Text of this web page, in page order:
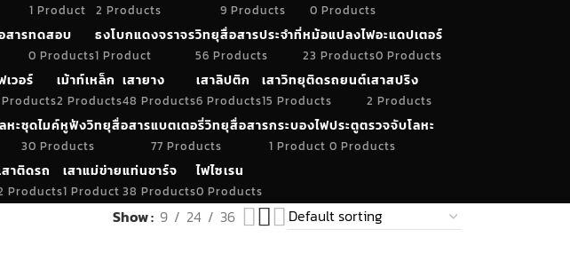
1 Product 2 Products 9 Products 0 Products
ารทดสอบ
0 Products
ธงโบกแดงจราจร
1 Product
วิทยุสื่อสารประจำที่
56 Products
หม้อแปลงไฟ
23 Products
อะแดปเตอร์
0 Products
เวอร์ เม้าท์เหล็ก
2 Products
เสายาง
48 Products
เสาลิปติก
6 Products
เสาวิทยุติดรถยนต์
15 Products
เสาสปริง
2 Products
หะชุดไมค์หูฟังวิทยุสื่อสาร
30 Products
แบตเตอรี่วิทยุสื่อสาร
77 Products
กระบองไฟ
1 Product
ประตูตรวจจับโลหะ
0 Products
สาติดรถ
Products
เสาแม่ข่าย
1 Product
แท่นชาร์จ
38 Products
ไฟไซเรน
0 Products
Show 9 24 36